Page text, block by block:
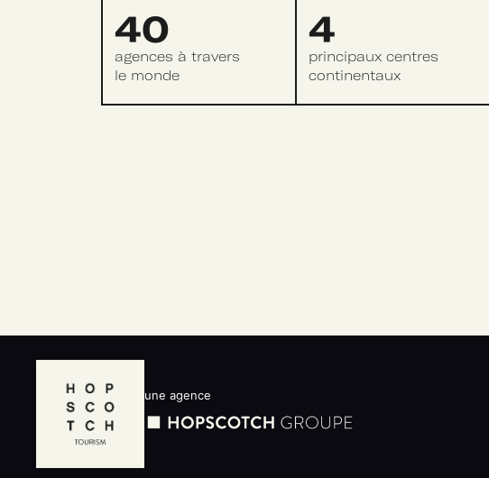
40
agences à travers
le monde
4
principaux centres
continentaux
une agence